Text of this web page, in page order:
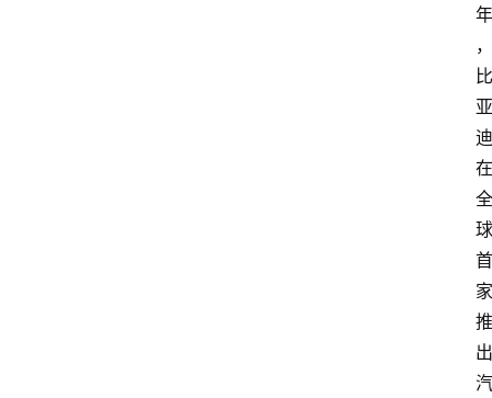
年
，
比
亚
迪
在
全
球
首
家
推
出
汽